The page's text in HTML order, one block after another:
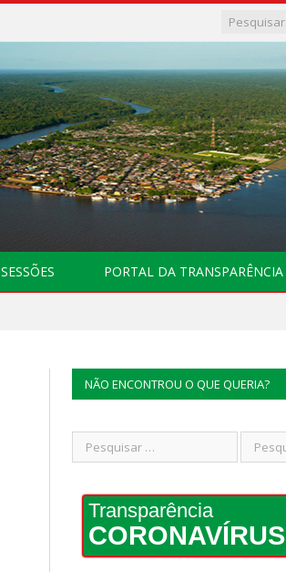
SESSÕES PORTAL DA TRANSPARÊNCIA
NÃO ENCONTROU O QUE QUERIA?
Transparência
CORONAVÍRUS